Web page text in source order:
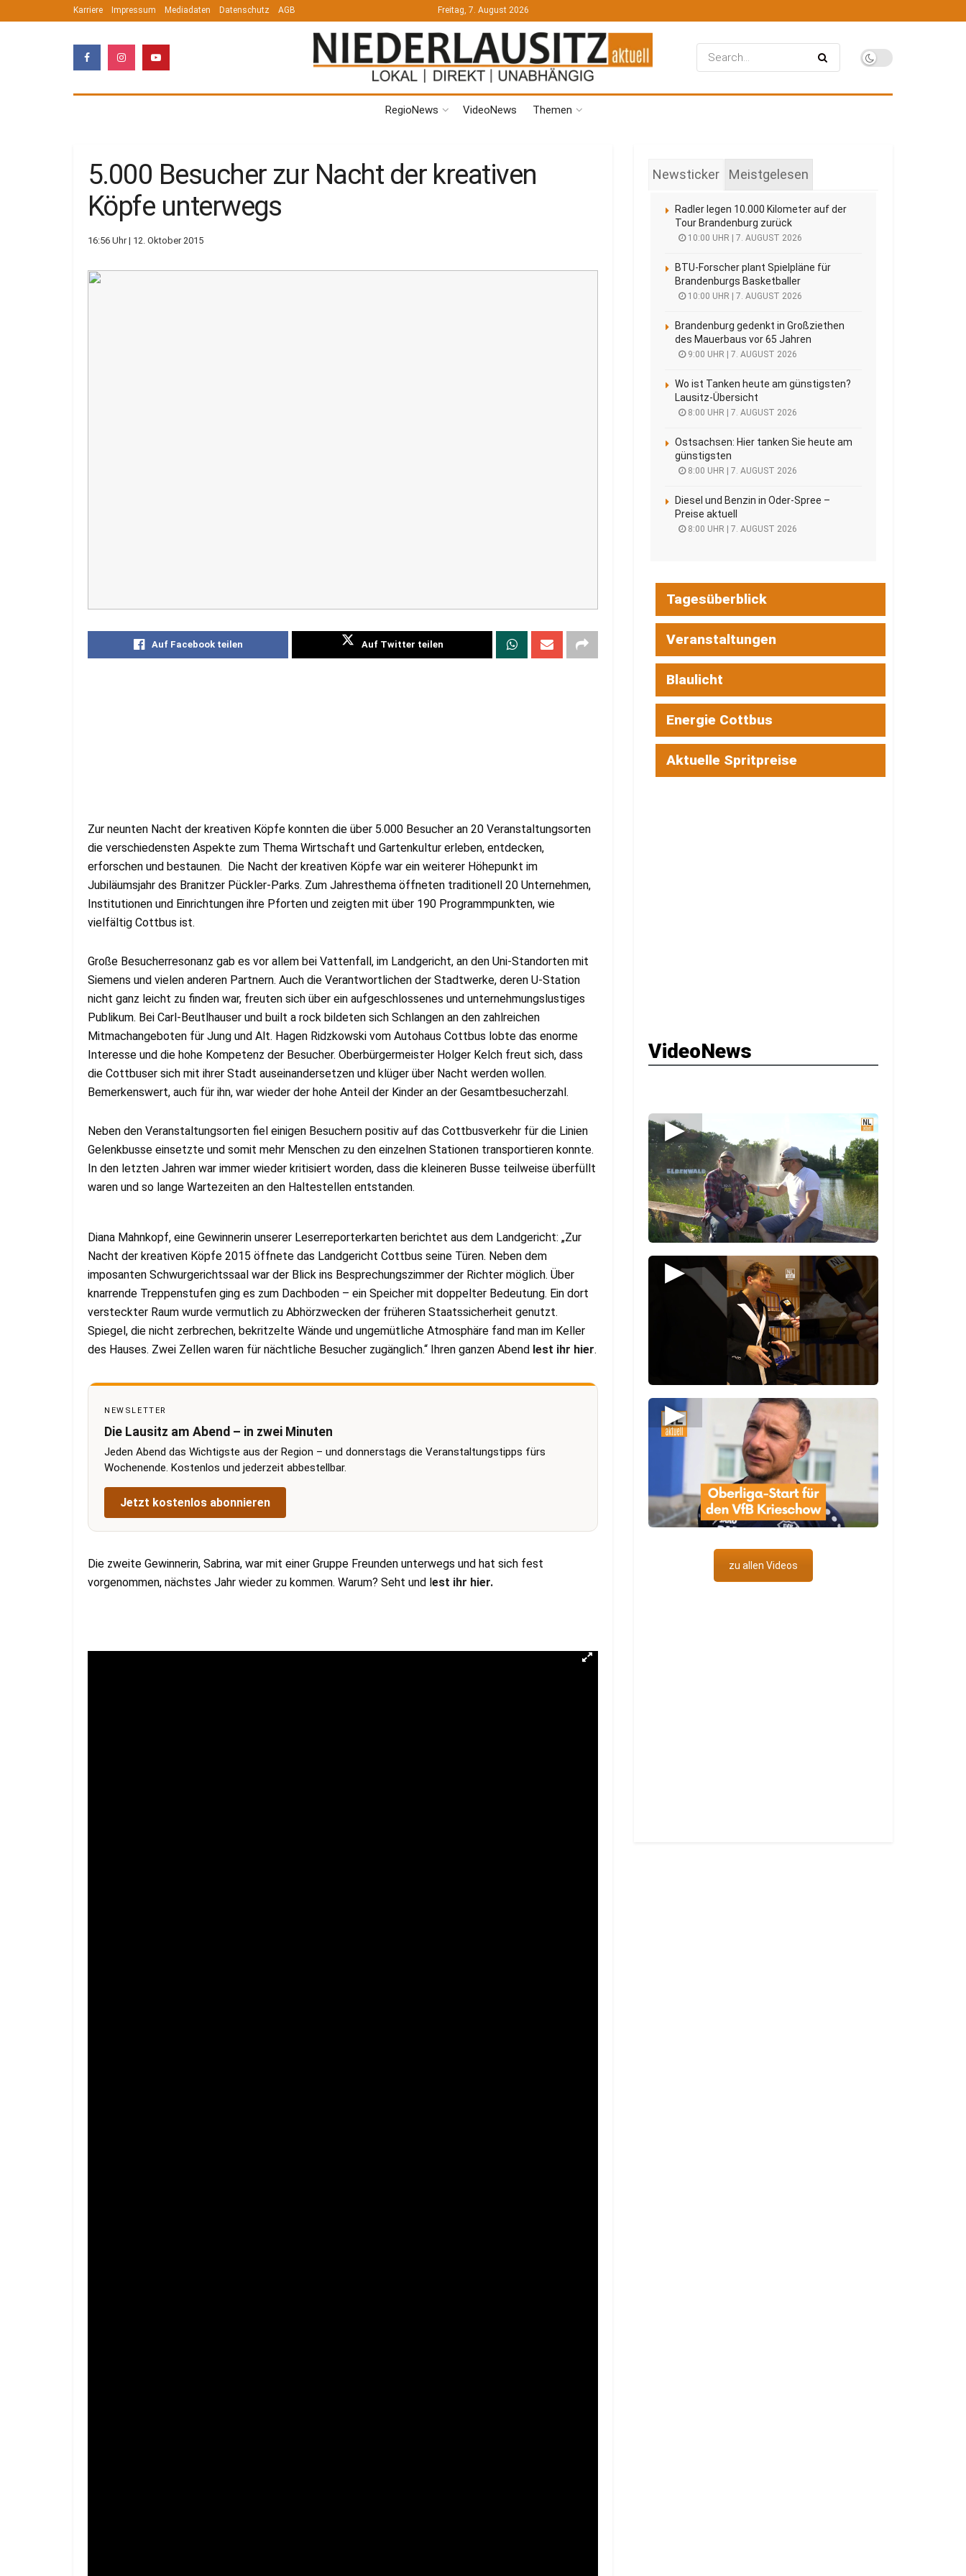
Karriere Impressum Mediadaten Datenschutz AGB Freitag, 7. August 2026
RegioNews VideoNews Themen
5.000 Besucher zur Nacht der kreativen
Köpfe unterwegs
16:56 Uhr | 12. Oktober 2015
Auf Facebook teilen Auf Twitter teilen
Zur neunten Nacht der kreativen Köpfe konnten die über 5.000 Besucher an 20 Veranstaltungsorten
die verschiedensten Aspekte zum Thema Wirtschaft und Gartenkultur erleben, entdecken,
erforschen und bestaunen. Die Nacht der kreativen Köpfe war ein weiterer Höhepunkt im
Jubiläumsjahr des Branitzer Pückler-Parks. Zum Jahresthema öffneten traditionell 20 Unternehmen,
Institutionen und Einrichtungen ihre Pforten und zeigten mit über 190 Programmpunkten, wie
vielfältig Cottbus ist.
Große Besucherresonanz gab es vor allem bei Vattenfall, im Landgericht, an den Uni-Standorten mit
Siemens und vielen anderen Partnern. Auch die Verantwortlichen der Stadtwerke, deren U-Station
nicht ganz leicht zu finden war, freuten sich über ein aufgeschlossenes und unternehmungslustiges
Publikum. Bei Carl-Beutlhauser und built a rock bildeten sich Schlangen an den zahlreichen
Mitmachangeboten für Jung und Alt. Hagen Ridzkowski vom Autohaus Cottbus lobte das enorme
Interesse und die hohe Kompetenz der Besucher. Oberbürgermeister Holger Kelch freut sich, dass
die Cottbuser sich mit ihrer Stadt auseinandersetzen und klüger über Nacht werden wollen.
Bemerkenswert, auch für ihn, war wieder der hohe Anteil der Kinder an der Gesamtbesucherzahl.
Neben den Veranstaltungsorten fiel einigen Besuchern positiv auf das Cottbusverkehr für die Linien
Gelenkbusse einsetzte und somit mehr Menschen zu den einzelnen Stationen transportieren konnte.
In den letzten Jahren war immer wieder kritisiert worden, dass die kleineren Busse teilweise überfüllt
waren und so lange Wartezeiten an den Haltestellen entstanden.
Diana Mahnkopf, eine Gewinnerin unserer Leserreporterkarten berichtet aus dem Landgericht: „Zur
Nacht der kreativen Köpfe 2015 öffnete das Landgericht Cottbus seine Türen. Neben dem
imposanten Schwurgerichtssaal war der Blick ins Besprechungszimmer der Richter möglich. Über
knarrende Treppenstufen ging es zum Dachboden – ein Speicher mit doppelter Bedeutung. Ein dort
versteckter Raum wurde vermutlich zu Abhörzwecken der früheren Staatssicherheit genutzt.
Spiegel, die nicht zerbrechen, bekritzelte Wände und ungemütliche Atmosphäre fand man im Keller
des Hauses. Zwei Zellen waren für nächtliche Besucher zugänglich.“ Ihren ganzen Abend lest ihr hier.
NEWSLETTER
Die Lausitz am Abend – in zwei Minuten
Jeden Abend das Wichtigste aus der Region – und donnerstags die Veranstaltungstipps fürs
Wochenende. Kostenlos und jederzeit abbestellbar.
Jetzt kostenlos abonnieren
Die zweite Gewinnerin, Sabrina, war mit einer Gruppe Freunden unterwegs und hat sich fest
vorgenommen, nächstes Jahr wieder zu kommen. Warum? Seht und lest ihr hier.
Newsticker Meistgelesen
Radler legen 10.000 Kilometer auf der
Tour Brandenburg zurück
10:00 UHR | 7. AUGUST 2026
BTU-Forscher plant Spielpläne für
Brandenburgs Basketballer
10:00 UHR | 7. AUGUST 2026
Brandenburg gedenkt in Großziethen
des Mauerbaus vor 65 Jahren
9:00 UHR | 7. AUGUST 2026
Wo ist Tanken heute am günstigsten?
Lausitz-Übersicht
8:00 UHR | 7. AUGUST 2026
Ostsachsen: Hier tanken Sie heute am
günstigsten
8:00 UHR | 7. AUGUST 2026
Diesel und Benzin in Oder-Spree –
Preise aktuell
8:00 UHR | 7. AUGUST 2026
Tagesüberblick
Veranstaltungen
Blaulicht
Energie Cottbus
Aktuelle Spritpreise
VideoNews
▶
▶
▶
zu allen Videos